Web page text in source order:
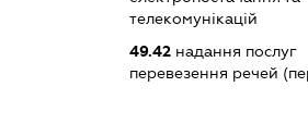
телекомунікацій
49.42надання послуг
перевезення речей